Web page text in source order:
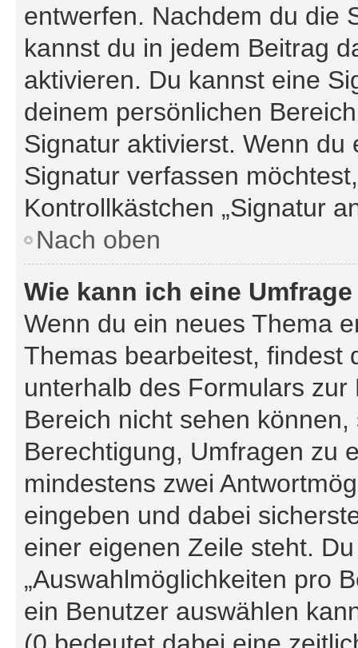
entwerfen. Nachdem du die
kannst du in jedem Beitrag
aktivieren. Du kannst eine
deinem persönlichen
Signatur aktivierst. Wenn
Signatur verfassen
Kontrollkästchen „Signatur
Nach oben
Wie kann ich eine
Wenn du ein neues Thema
Themas bearbeitest, findest
unterhalb des Formulars
Bereich nicht sehen
Berechtigung, Umfragen zu
mindestens zwei
eingeben und dabei
einer eigenen Zeile steht.
„Auswahlmöglichkeiten pro
ein Benutzer auswählen